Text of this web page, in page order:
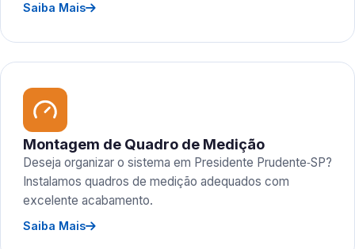
Saiba Mais
Montagem de Quadro de Medição
Deseja organizar o sistema em Presidente Prudente‑SP?
Instalamos quadros de medição adequados com
excelente acabamento.
Saiba Mais